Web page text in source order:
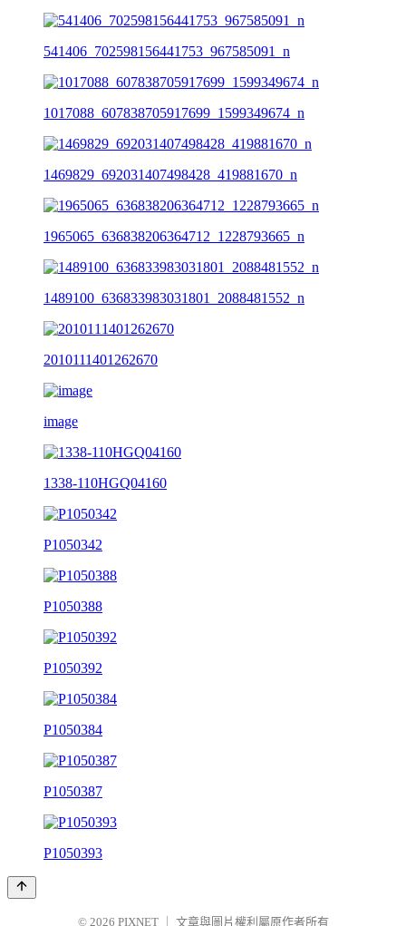
541406_702598156441753_967585091_n
1017088_607838705917699_1599349674_n
1469829_692031407498428_419881670_n
1965065_636838206364712_1228793665_n
1489100_636833983031801_2088481552_n
2010111401262670
image
1338-110HGQ04160
P1050342
P1050388
P1050392
P1050384
P1050387
P1050393
© 2026 PIXNET 文章與圖片權利屬原作者所有